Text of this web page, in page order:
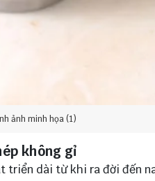
ảnh minh họa (1)
không gỉ
dài từ khi ra đời đến